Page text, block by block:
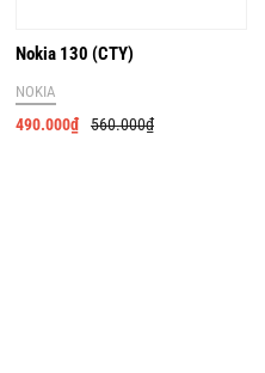
Nokia 130 (CTY)
NOKIA
490.000₫ 560.000₫